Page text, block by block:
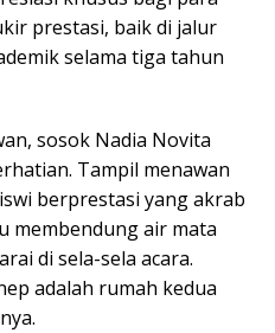
prestasi, baik di jalur
selama tiga tahun
sosok Nadia Novita
Tampil menawan
berprestasi yang akrab
membendung air mata
di sela-sela acara.
adalah rumah kedua